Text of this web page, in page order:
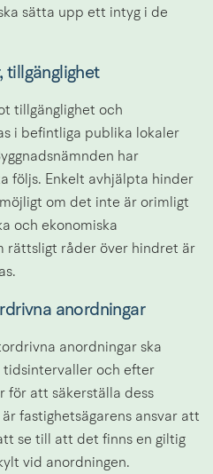
sätta upp ett intyg i de
tillgänglighet
tillgänglighet och
i befintliga publika lokaler
har
följs. Enkelt avhjälpta hinder
om det inte är orimligt
och ekonomiska
rättsligt råder över hindret är
anordningar
anordningar ska
tidsintervaller och efter
för att säkerställa dess
fastighetsägarens ansvar att
se till att det finns en giltig
vid anordningen.